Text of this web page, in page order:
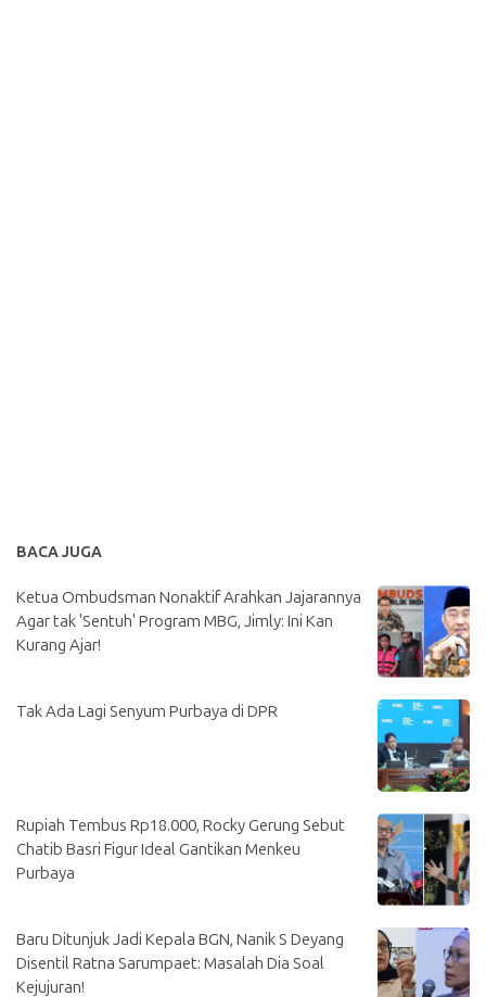
BACA JUGA
Ketua Ombudsman Nonaktif Arahkan Jajarannya
Agar tak 'Sentuh' Program MBG, Jimly: Ini Kan
Kurang Ajar!
Tak Ada Lagi Senyum Purbaya di DPR
Rupiah Tembus Rp18.000, Rocky Gerung Sebut
Chatib Basri Figur Ideal Gantikan Menkeu
Purbaya
Baru Ditunjuk Jadi Kepala BGN, Nanik S Deyang
Disentil Ratna Sarumpaet: Masalah Dia Soal
Kejujuran!